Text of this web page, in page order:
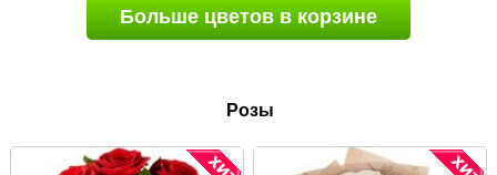
Больше цветов в корзине
Розы